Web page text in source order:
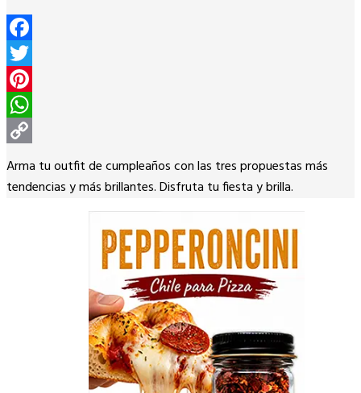
Facebook
Twitter
Pinterest
WhatsApp
Copy
Link
Arma tu outfit de cumpleaños con las tres propuestas más
tendencias y más brillantes. Disfruta tu fiesta y brilla.